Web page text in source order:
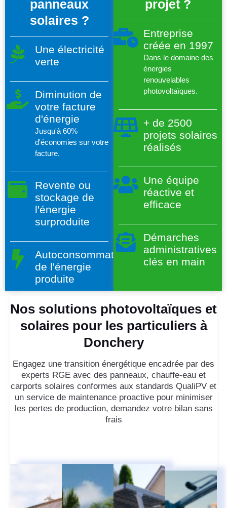
panneaux
solaires ?
Une électricité
verte
Diminution de
votre facture
d'énergie
Jusqu'à 60%
d'économies sur votre
facture.
Revente ou
stockage de
l'énergie
surproduite
Autoconsommation
de l'énergie
produite
projet ?
Entreprise
créée en 1997
Dans le domaine des
énergies
renouvelables
photovoltaïques.
+ de 2500
projets solaires
réalisés
Une équipe
réactive et
efficace
Démarches
administratives
clés en main
Nos solutions photovoltaïques et
solaires pour les particuliers à
Donchery
Engagez une transition énergétique encadrée par des
experts RGE avec des panneaux, chauffe-eau et
carports solaires conformes aux standards QualiPV et
un service de maintenance proactive pour minimiser
les pertes de production, demandez votre bilan sans
frais